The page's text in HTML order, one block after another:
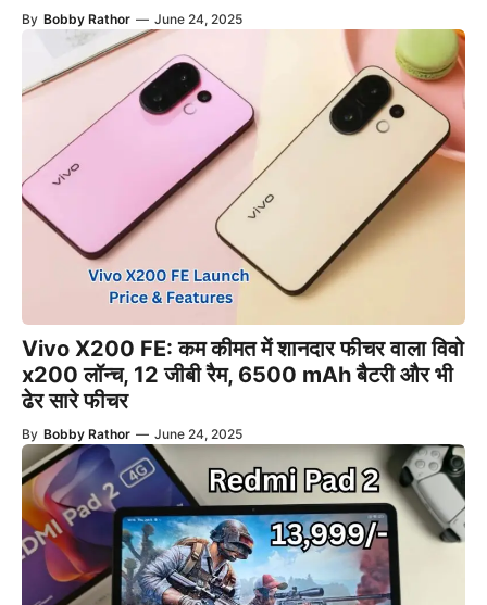
By Bobby Rathor — June 24, 2025
Vivo X200 FE: कम कीमत में शानदार फीचर वाला विवो
x200 लॉन्च, 12 जीबी रैम, 6500 mAh बैटरी और भी
ढेर सारे फीचर
By Bobby Rathor — June 24, 2025